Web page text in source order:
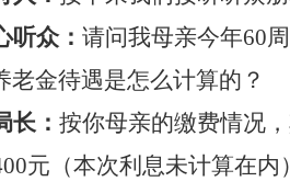
听众： 请问我母亲今年60
老金待遇是怎么计算的？
长： 按你母亲的缴费情况
元 （本次利息未计算在内